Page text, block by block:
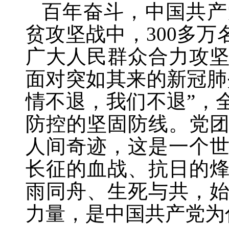
百年奋斗，中国共
贫攻坚战中， 300多万
广大人民群众合力攻
面对突如其来的新冠
情不退，我们不退”，
防控的坚固防线。党
人间奇迹，这是一个
长征的血战、抗日的
雨同舟、生死与共，
力量，是中国共产党